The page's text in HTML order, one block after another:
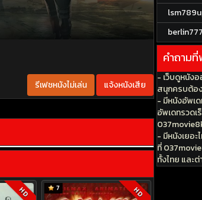
รีเฟชหนังไม่เล่น แจ้งหนังเสีย
HD 7 HD
berlin777
คำถาม
- เว็บดูหนัง
สนุกครบต้อ
- มีหนังอัพเ
อัพเดทรวดเ
- มีหนังเยอะ
ที่
ทั้งไทย และ